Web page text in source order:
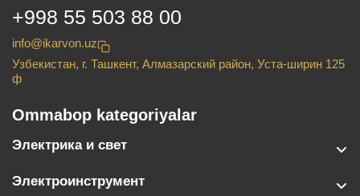
+998 55 503 88 00
info@ikarvon.uz
Узбекистан, г. Ташкент, Алмазарский район, Уста-ширин 125
ф
Ommabop kategoriyalar
Электрика и свет
Электроинструмент